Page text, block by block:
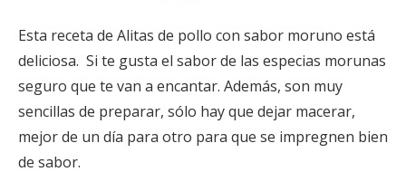
Esta receta de Alitas de pollo con sabor moruno está
deliciosa. Si te gusta el sabor de las especias morunas
seguro que te van a encantar. Además, son muy
sencillas de preparar, sólo hay que dejar macerar,
mejor de un día para otro para que se impregnen bien
de sabor.